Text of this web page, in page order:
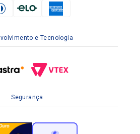
e Tecnologia
Segurança